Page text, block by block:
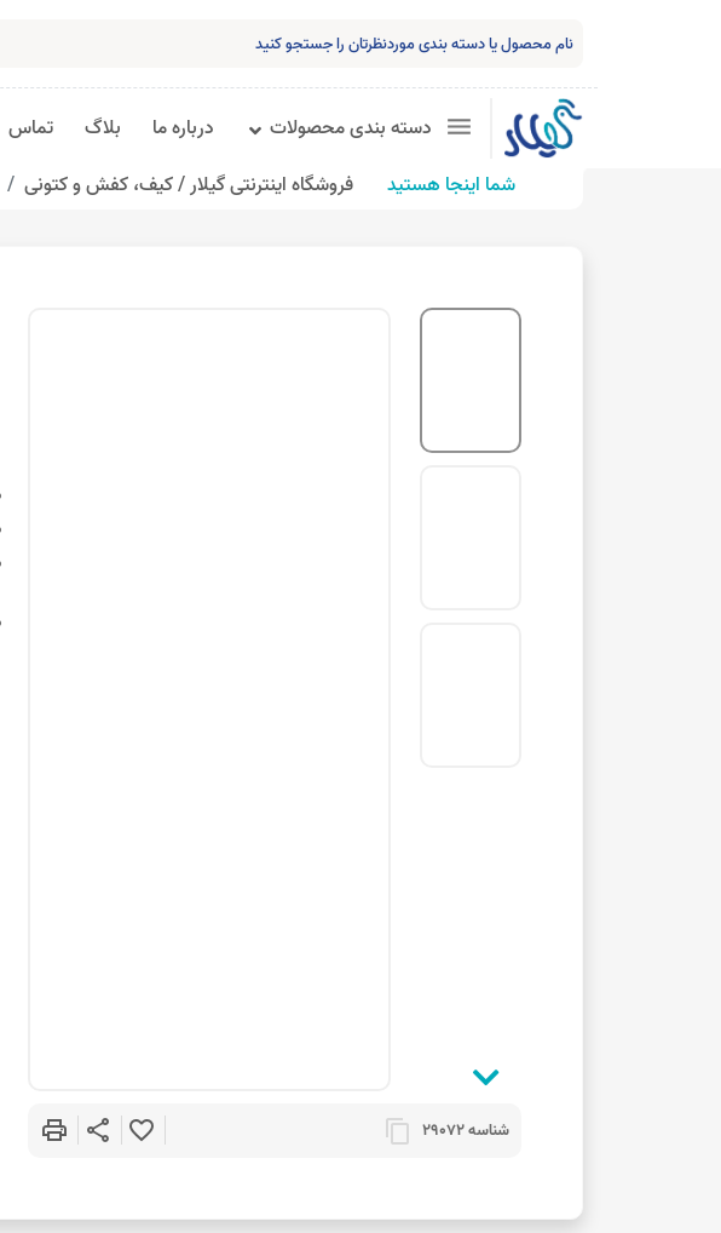
دسته بندی محصولات درباره ما بلاگ تماس
شما اینجا هستید
فروشگاه اینترنتی گیلار /کیف، کفش و کتونی
شناسه 29072 content_copy
favorite_border
share
print